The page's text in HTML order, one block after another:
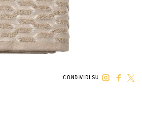
CONDIVIDI SU